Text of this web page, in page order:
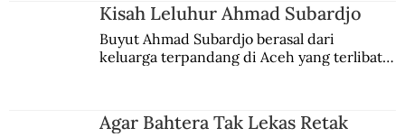
Kisah Leluhur Ahmad Subardjo
Buyut Ahmad Subardjo berasal dari
keluarga terpandang di Aceh yang terlibat
agama Islam. Anaknya mengikuti jejaknya.
Agar Bahtera Tak Lekas Retak